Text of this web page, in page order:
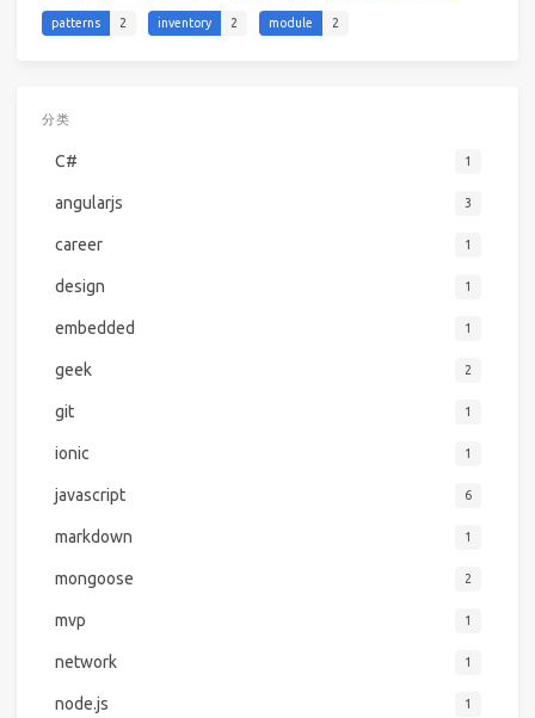
patterns 2 inventory 2 module 2
分类
C# 1
angularjs 3
career 1
design 1
embedded 1
geek 2
git 1
ionic 1
javascript 6
markdown 1
mongoose 2
mvp 1
network 1
node.js 1